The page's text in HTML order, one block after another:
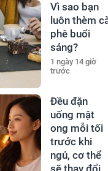
Vì sao bạn
luôn thèm
phê buổi
sáng?
1 ngày 14 giờ
trước
Đều đặn
uống mật
ong mỗi tối
trước khi
ngủ, cơ thể